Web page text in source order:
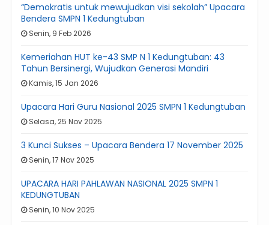
“Demokratis untuk mewujudkan visi sekolah” Upacara
Bendera SMPN 1 Kedungtuban
Senin, 9 Feb 2026
Kemeriahan HUT ke-43 SMP N 1 Kedungtuban: 43
Tahun Bersinergi, Wujudkan Generasi Mandiri
Kamis, 15 Jan 2026
Upacara Hari Guru Nasional 2025 SMPN 1 Kedungtuban
Selasa, 25 Nov 2025
3 Kunci Sukses – Upacara Bendera 17 November 2025
Senin, 17 Nov 2025
UPACARA HARI PAHLAWAN NASIONAL 2025 SMPN 1
KEDUNGTUBAN
Senin, 10 Nov 2025